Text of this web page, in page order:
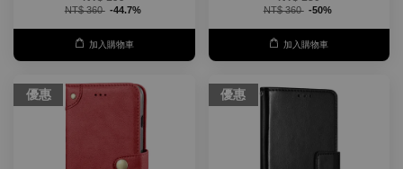
NT$ 360 -44.7%
加入購物車
NT$ 360 -50%
加入購物車
優惠 優惠